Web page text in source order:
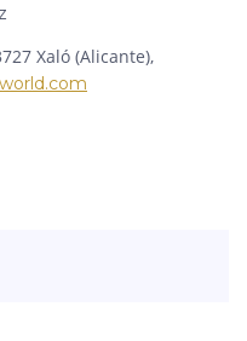
Xaló (Alicante),